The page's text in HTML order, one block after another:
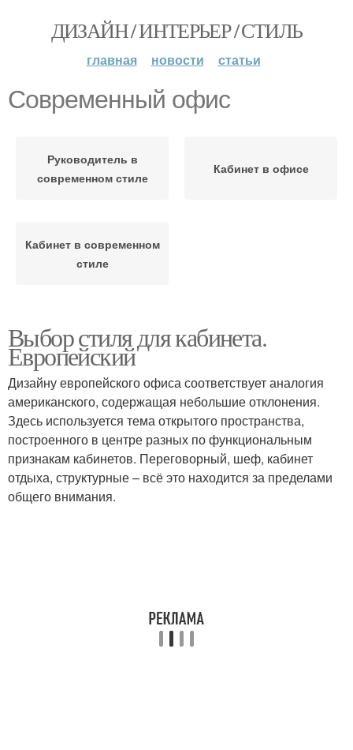
ДИЗАЙН / ИНТЕРЬЕР / СТИЛЬ
главная новости статьи
Современный офис
Руководитель в
современном стиле
Кабинет в офисе
Кабинет в современном
стиле
Выбор стиля для кабинета.
Европейский
Дизайну европейского офиса соответствует аналогия
американского, содержащая небольшие отклонения.
Здесь используется тема открытого пространства,
построенного в центре разных по функциональным
признакам кабинетов. Переговорный, шеф, кабинет
отдыха, структурные – всё это находится за пределами
общего внимания.